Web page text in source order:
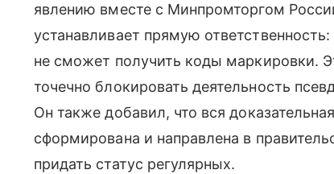
явлению вместе с Минпромторгом
устанавливает прямую
не сможет получить коды маркировки.
точечно блокировать деятельность
Он также добавил, что вся
сформирована и направлена в
придать статус регулярных.